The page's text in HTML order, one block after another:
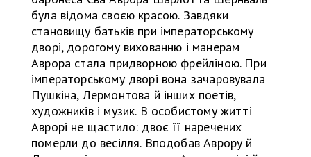
була відома своєю красою. Завдяки
становищу батьків при імператорському
дворі, дорогому вихованню і манерам
Аврора стала придворною фрейліною. При
імператорському дворі вона зачаровувала
Пушкіна, Лермонтова й інших поетів,
художників і музик. В особистому житті
Аврорі не щастило: двоє її наречених
померли до весілля. Вподобав Аврору й